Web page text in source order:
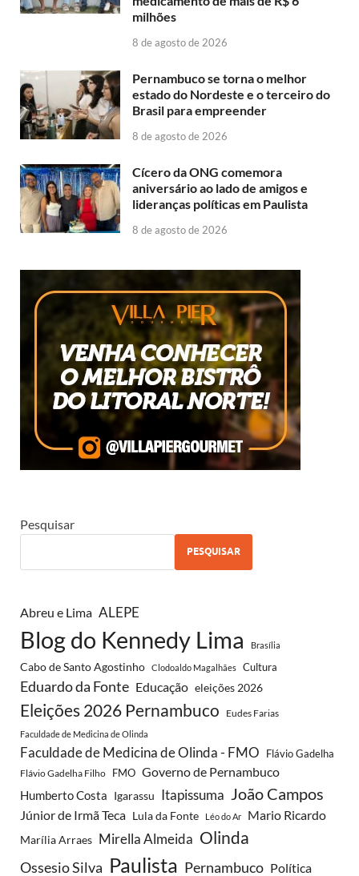
milhões
8 de agosto de 2026
Pernambuco se torna o melhor
estado do Nordeste e o terceiro do
Brasil para empreender
8 de agosto de 2026
Cícero da ONG comemora
aniversário ao lado de amigos e
lideranças políticas em Paulista
8 de agosto de 2026
Pesquisar
PESQUISAR
Abreu e Lima ALEPE
Blog do Kennedy Lima Brasília
Cabo de Santo Agostinho Clodoaldo Magalhães Cultura
Eduardo da Fonte Educação eleições 2026
Eleições 2026 Pernambuco Eudes Farias
Faculdade de Medicina de Olinda
Faculdade de Medicina de Olinda - FMO Flávio Gadelha
Flávio Gadelha Filho FMO Governo de Pernambuco
Humberto Costa Igarassu Itapissuma João Campos
Júnior de Irmã Teca Lula da Fonte Léo do Ar Mario Ricardo
Marília Arraes Mirella Almeida Olinda
Ossesio Silva Paulista Pernambuco Política